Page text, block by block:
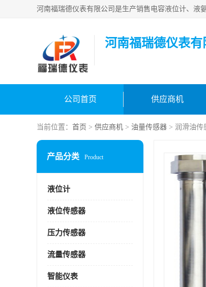
河南福瑞德仪表有
公司首页 供应商机
当前位置： 首页 > 供应商机 > 油量传感器 > 润滑油传
产品分类 Product
液位计
液位传感器
压力传感器
流量传感器
智能仪表